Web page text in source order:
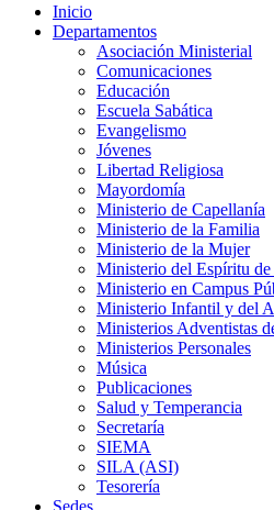
Inicio
Departamentos
Asociación Ministerial
Comunicaciones
Educación
Escuela Sabática
Evangelismo
Jóvenes
Libertad Religiosa
Mayordomía
Ministerio de Capellanía
Ministerio de la Familia
Ministerio de la Mujer
Ministerio del Espíritu de
Ministerio en Campus
Ministerio Infantil y del
Ministerios Adventistas
Ministerios Personales
Música
Publicaciones
Salud y Temperancia
Secretaría
SIEMA
SILA (ASI)
Tesorería
Sedes